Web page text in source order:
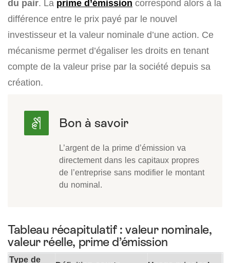
du pair. La prime d’émission correspond alors à la
différence entre le prix payé par le nouvel
investisseur et la valeur nominale d’une action. Ce
mécanisme permet d’égaliser les droits en tenant
compte de la valeur prise par la société depuis sa
création.
L’argent de la prime d’émission va
directement dans les capitaux propres
de l’entreprise sans modifier le montant
du nominal.
Tableau récapitulatif : valeur nominale,
valeur réelle, prime d’émission
Type de